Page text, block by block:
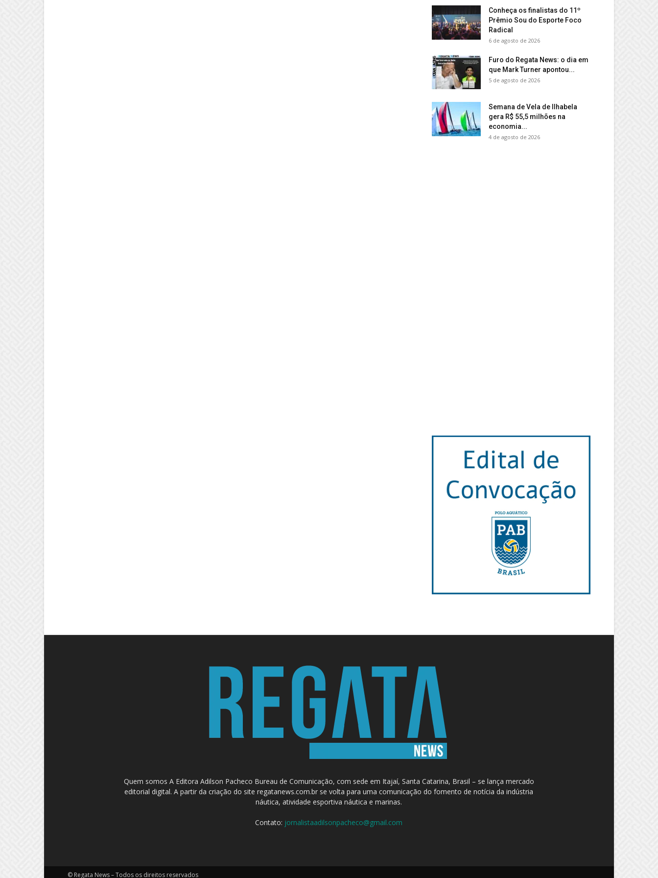
Conheça os finalistas do 11º
Prêmio Sou do Esporte Foco
Radical
6 de agosto de 2026
Furo do Regata News: o dia em
que Mark Turner apontou...
5 de agosto de 2026
Semana de Vela de Ilhabela
gera R$ 55,5 milhões na
economia...
4 de agosto de 2026
Quem somos A Editora Adilson Pacheco Bureau de Comunicação, com sede em Itajaí, Santa Catarina, Brasil – se lança mercado
editorial digital. A partir da criação do site regatanews.com.br se volta para uma comunicação do fomento de notícia da indústria
náutica, atividade esportiva náutica e marinas.
Contato: jornalistaadilsonpacheco@gmail.com
© Regata News – Todos os direitos reservados